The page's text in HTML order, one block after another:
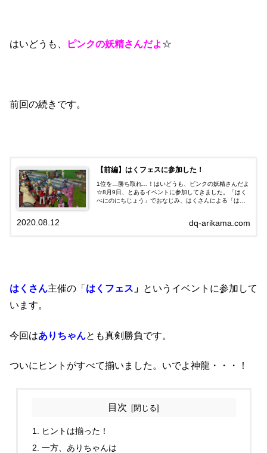
はいどうも、 ピンクの妖精さんだよ ☆
前回の続きです。
【前編】はくフェスに参加した！
1位を…勝ち取れ…！はいどうも、ピンクの妖精さんだよ
☆8月9日、とあるイベントに参加してきました。「はく
べにのにちじょう」でおなじみ、はくさんによる「はく
dq-arikama.com
2020.08.12
はくさん主催の 「 はくフェス 」 というイベントに参加して
います。
今回はありちゃんとも真剣勝負です。
ついにヒントがすべて揃いました。いでよ神龍・・・！
目次
ヒントは揃った！
一方、ありちゃんは